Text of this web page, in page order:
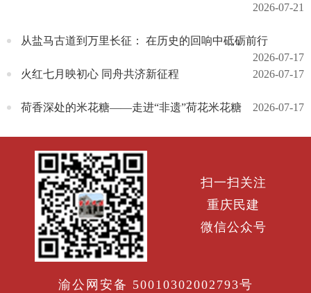
2026-07-21
从盐马古道到万里长征： 在历史的回响中砥砺前行
2026-07-17
火红七月映初心 同舟共济新征程
2026-07-17
荷香深处的米花糖——走进“非遗”荷花米花糖 2026-07-17
扫一扫关注
重庆民建
微信公众号
渝公网安备 50010302002793号